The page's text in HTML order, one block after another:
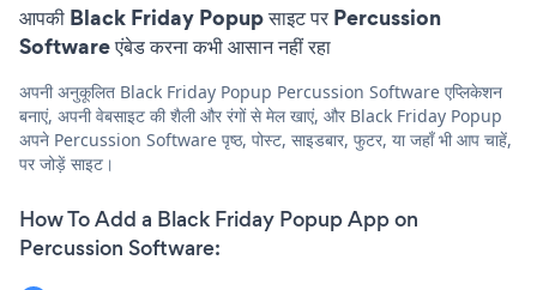
आपकी Black Friday Popup साइट पर Percussion
Software एंबेड करना कभी आसान नहीं रहा
अपनी अनुकूलित Black Friday Popup Percussion Software एप्लिकेशन
बनाएं, अपनी वेबसाइट की शैली और रंगों से मेल खाएं, और Black Friday Popup
अपने Percussion Software पृष्ठ, पोस्ट, साइडबार, फुटर, या जहाँ भी आप चाहें,
पर जोड़ें साइट।
How To Add a Black Friday Popup App on
Percussion Software: